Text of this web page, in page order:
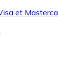
et